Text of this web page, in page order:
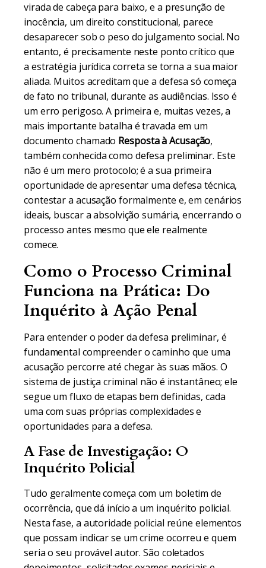
virada de cabeça para baixo, e a presunção de
inocência, um direito constitucional, parece
desaparecer sob o peso do julgamento social. No
entanto, é precisamente neste ponto crítico que
a estratégia jurídica correta se torna a sua maior
aliada. Muitos acreditam que a defesa só começa
de fato no tribunal, durante as audiências. Isso é
um erro perigoso. A primeira e, muitas vezes, a
mais importante batalha é travada em um
documento chamado Resposta à Acusação,
também conhecida como defesa preliminar. Este
não é um mero protocolo; é a sua primeira
oportunidade de apresentar uma defesa técnica,
contestar a acusação formalmente e, em cenários
ideais, buscar a absolvição sumária, encerrando o
processo antes mesmo que ele realmente
comece.
Como o Processo Criminal
Funciona na Prática: Do
Inquérito à Ação Penal
Para entender o poder da defesa preliminar, é
fundamental compreender o caminho que uma
acusação percorre até chegar às suas mãos. O
sistema de justiça criminal não é instantâneo; ele
segue um fluxo de etapas bem definidas, cada
uma com suas próprias complexidades e
oportunidades para a defesa.
A Fase de Investigação: O
Inquérito Policial
Tudo geralmente começa com um boletim de
ocorrência, que dá início a um inquérito policial.
Nesta fase, a autoridade policial reúne elementos
que possam indicar se um crime ocorreu e quem
seria o seu provável autor. São coletados